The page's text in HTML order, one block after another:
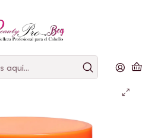
Cantu Coconut Curling Cream